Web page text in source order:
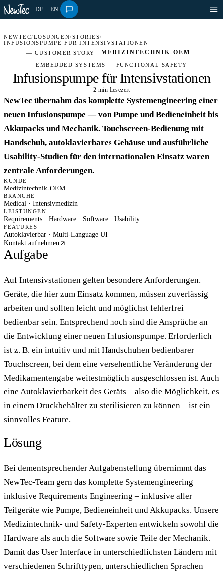
DE · EN
NEWTEC/LÖSUNGEN/STORIES/
INFUSIONSPUMPE FÜR INTENSIVSTATIONEN
— CUSTOMER STORY
MEDIZINTECHNIK-OEM
EMBEDDED SYSTEMS FUNCTIONAL SAFETY
Infusionspumpe für Intensivstationen
2 min Lesezeit
MEDICAL · STORY
NewTec übernahm das komplette Systemengineering einer
neuen Infusionspumpe — von Pumpe und Bedieneinheit bis
Akkupacks und Mechanik. Touchscreen-Bedienung mit
Handschuh, autoklavierbares Gehäuse und ausführliche
Usability-Studien für den internationalen Einsatz waren
zentrale Anforderungen.
KUNDE
Medizintechnik-OEM
BRANCHE
Medical · Intensivmedizin
LEISTUNGEN
Requirements · Hardware · Software · Usability
FEATURES
Autoklavierbar · Multi-Language UI
Kontakt aufnehmen
Aufgabe
Auf Intensivstationen gelten besondere Anforderungen.
Geräte, die hier zum Einsatz kommen, müssen zuverlässig
arbeiten und sollten leicht und möglichst fehlerfrei
bedienbar sein. Entsprechend hoch sind die Ansprüche an
die Entwicklung einer neuen Infusionspumpe. Erforderlich
ist z. B. ein intuitiv und mit Handschuhen bedienbarer
Touchscreen, bei dem eine versehentliche Veränderung der
Medikamentengabe weitestmöglich ausgeschlossen ist. Auch
eine Autoklavierbarkeit des Geräts – also die Möglichkeit, es
in einem Druckbehälter zu sterilisieren zu können – ist ein
sinnvolles Feature.
Lösung
Bei dementsprechender Aufgabenstellung übernimmt das
NewTec-Team gern das komplette Systemengineering
inklusive Requirements Engineering – inklusive aller
Teilgeräte wie Pumpe, Bedieneinheit und Akkupacks. Unsere
Medizintechnik- und Safety-Experten entwickeln sowohl die
Hardware als auch die Software sowie Teile der Mechanik.
Damit das User Interface in unterschiedlichsten Ländern mit
verschiedenen Schrifttypen, unterschiedlichen Sprachen